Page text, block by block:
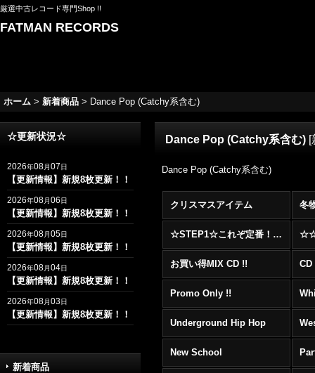
厳選中古レコード専門Shop !!
FATMAN RECORDS
ホーム > 新着商品 > Dance Pop (Catchy系含む)
☆更新状況☆
2026年08月07日
【更新情報】新規8枚更新！！
2026年08月06日
【更新情報】新規8枚更新！！
2026年08月05日
【更新情報】新規8枚更新！！
2026年08月04日
【更新情報】新規8枚更新！！
2026年08月03日
【更新情報】新規8枚更新！！
新着商品
Dance Pop (Catchy系含む) [
Dance Pop (Catchy系含む)
クリスマスアイテム 冬
☆STEP1☆これぞ定番！！まずはここから！2000年代R&BフロアヒットBest 100 !!!
お買い得MIX CD !!
Promo Only !!
Underground Hip Hop
New School